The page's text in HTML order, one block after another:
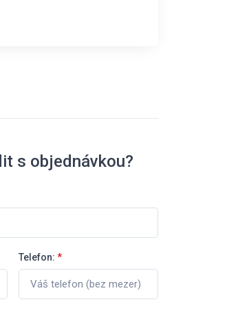
s objednávkou?
Telefon: *